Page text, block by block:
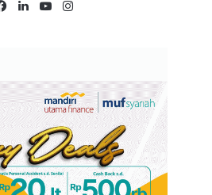
Facebook
LinkedInYouTube